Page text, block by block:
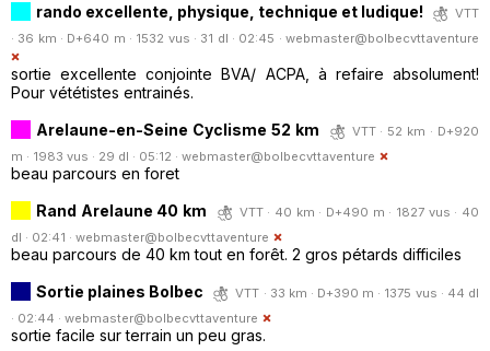
rando excellente, physique, technique et ludique!
VTT
· 36 km · D+640 m · 1532 vus · 31 dl · 02:45 · webmaster@bolbecvttaventure
sortie excellente conjointe BVA/ ACPA, à refaire absolument!
Pour vététistes entrainés.
Arelaune-en-Seine Cyclisme 52 km
VTT · 52 km · D+920
m · 1983 vus · 29 dl · 05:12 · webmaster@bolbecvttaventure
beau parcours en foret
Rand Arelaune 40 km
VTT · 40 km · D+490 m · 1827 vus · 40
dl · 02:41 · webmaster@bolbecvttaventure
beau parcours de 40 km tout en forêt. 2 gros pétards difficiles
Sortie plaines Bolbec
VTT · 33 km · D+390 m · 1375 vus · 44 dl
· 02:44 · webmaster@bolbecvttaventure
sortie facile sur terrain un peu gras.